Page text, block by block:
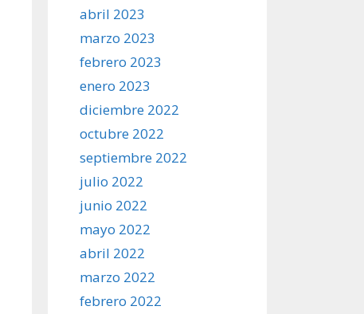
abril 2023
marzo 2023
febrero 2023
enero 2023
diciembre 2022
octubre 2022
septiembre 2022
julio 2022
junio 2022
mayo 2022
abril 2022
marzo 2022
febrero 2022